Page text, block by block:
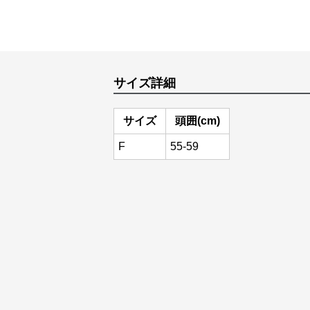
サイズ詳細
サイズ 頭囲(cm)
F 55-59